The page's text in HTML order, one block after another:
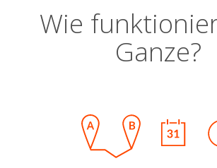
Wie
Ganze?